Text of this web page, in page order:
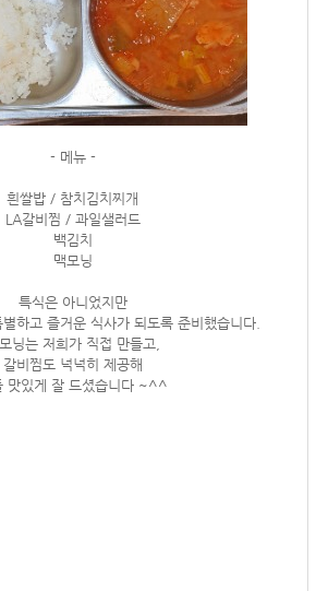
- 메뉴 -
흰쌀밥 / 참치김치찌개
LA갈비찜 / 과일샐러드
백김치
맥모닝
특식은 아니었지만
하고 즐거운 식사가 되도록 준비했습니다.
닝는 저희가 직접 만들고,
갈비찜도 넉넉히 제공해
맛있게 잘 드셨습니다 ~^^